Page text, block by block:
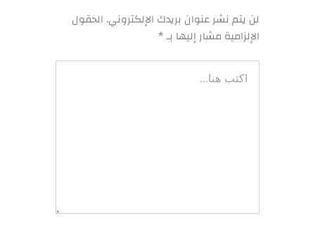
لن يتم نشر عنوان بريدك الإلكتروني.الحقول
الإلزامية مشار إليها بـ*
اكتب
هنا...